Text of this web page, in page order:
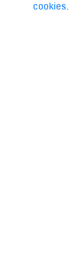
cookies.